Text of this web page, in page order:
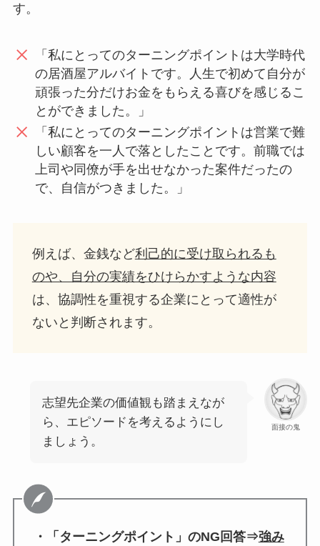
す。
「私にとってのターニングポイントは大学時代
の居酒屋アルバイトです。人生で初めて自分が
頑張った分だけお金をもらえる喜びを感じるこ
とができました。」
「私にとってのターニングポイントは営業で難
しい顧客を一人で落としたことです。前職では
上司や同僚が手を出せなかった案件だったの
で、自信がつきました。」
例えば、金銭など利己的に受け取られるも
のや、自分の実績をひけらかすような内容
は、協調性を重視する企業にとって適性が
ないと判断されます。
面接の鬼
志望先企業の価値観も踏まえなが
ら、エピソードを考えるようにし
ましょう。
・「ターニングポイント」のNG回答⇒強み